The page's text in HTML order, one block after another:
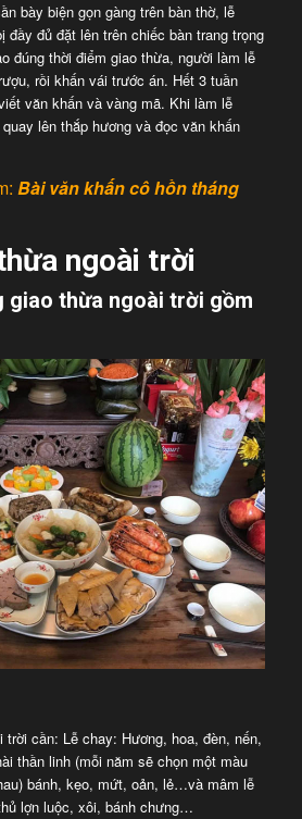
bày biện gọn gàng trên bàn thờ, lễ
đầy đủ đặt lên trên chiếc bàn trang trọng
đúng thời điểm giao thừa, người làm lễ
rồi khấn vái trước án. Hết 3 tuần
văn khấn và vàng mã. Khi làm lễ
lên thắp hương và đọc văn khấn
Bài văn khấn cô hồn tháng
ngoài trời
giao thừa ngoài trời gồm
trời cần: Lễ chay: Hương, hoa, đèn, nến,
thần linh (mỗi năm sẽ chọn một màu
bánh, kẹo, mứt, oản, lẻ…và mâm lễ
lợn luộc, xôi, bánh chưng…